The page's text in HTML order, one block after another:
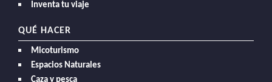
Inventa tu viaje
QUÉ HACER
Micoturismo
Espacios Naturales
Caza y pesca